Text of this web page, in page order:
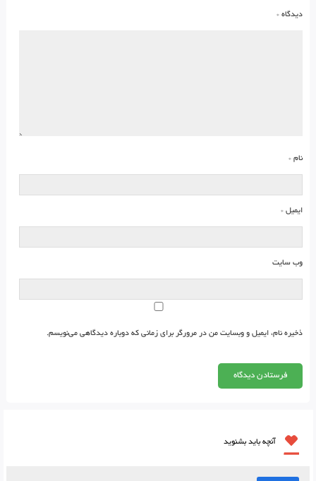
دیدگاه *
نام *
ایمیل *
وب‌ سایت
ذخیره نام، ایمیل و وبسایت من در مرورگر برای زمانی که دوباره دیدگاهی می‌نویسم.
آنچه باید بشنوید